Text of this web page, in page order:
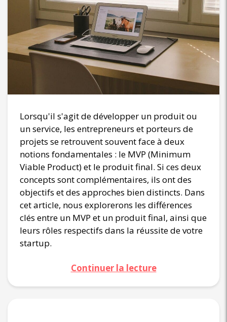
Lorsqu'il s'agit de développer un produit ou
un service, les entrepreneurs et porteurs de
projets se retrouvent souvent face à deux
notions fondamentales : le MVP (Minimum
Viable Product) et le produit final. Si ces deux
concepts sont complémentaires, ils ont des
objectifs et des approches bien distincts. Dans
cet article, nous explorerons les différences
clés entre un MVP et un produit final, ainsi que
leurs rôles respectifs dans la réussite de votre
startup.
Continuer la lecture